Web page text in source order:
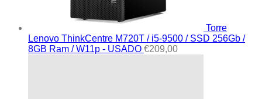
Torre
Lenovo ThinkCentre M720T / i5-9500 / SSD 256Gb /
8GB Ram / W11p - USADO €209,00